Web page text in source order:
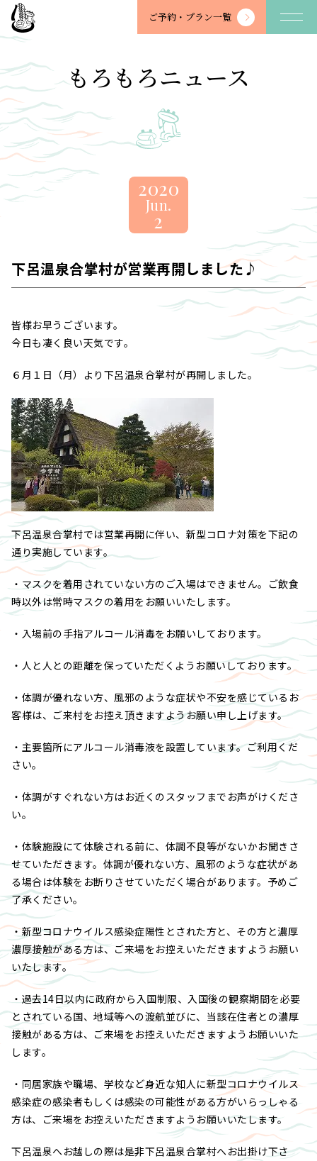
望
川
-
BOSENKAN
ご予約・ プラン一覧
もろもろニュース
2020
Jun.
2
下呂温泉合掌村が営業再開しました♪
皆様お早うございます。
今日も凄く良い天気です。
６月１日（月）より下呂温泉合掌村が再開しました。
下呂温泉合掌村では営業再開に伴い、新型コロナ対策を下記の
通り実施しています。
・マスクを着用されていない方のご入場はできません。ご飲食
時以外は常時マスクの着用をお願いいたします。
・入場前の手指アルコール消毒をお願いしております。
・人と人との距離を保っていただくようお願いしております。
・体調が優れない方、風邪のような症状や不安を感じているお
客様は、ご来村をお控え頂きますようお願い申し上げます。
・主要箇所にアルコール消毒液を設置しています。ご利用くだ
さい。
・体調がすぐれない方はお近くのスタッフまでお声がけくださ
い。
・体験施設にて体験される前に、体調不良等がないかお聞きさ
せていただきます。体調が優れない方、風邪のような症状があ
る場合は体験をお断りさせていただく場合があります。予めご
了承ください。
・新型コロナウイルス感染症陽性とされた方と、その方と濃厚
濃厚接触がある方は、ご来場をお控えいただきますようお願い
いたします。
・過去14日以内に政府から入国制限、入国後の観察期間を必要
とされている国、地域等への渡航並びに、当該在住者との濃厚
接触がある方は、ご来場をお控えいただきますようお願いいた
します。
・同居家族や職場、学校など身近な知人に新型コロナウイルス
感染症の感染者もしくは感染の可能性がある方がいらっしゃる
方は、ご来場をお控えいただきますようお願いいたします。
下呂温泉へお越しの際は是非下呂温泉合掌村へお出掛け下さ